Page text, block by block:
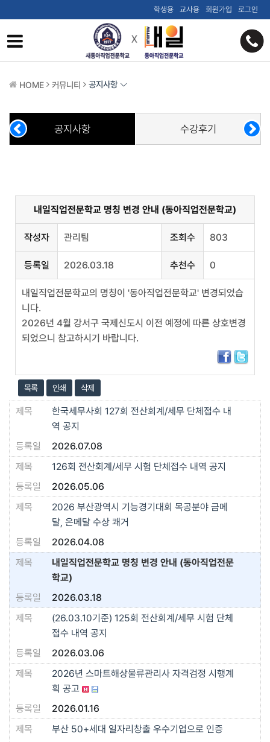
학생용 교사용 회원가입 로그인
HOME 커뮤니티 공지사항
공지사항 수강후기
내일직업전문학교 명칭 변경 안내 (동아직업전문학교)
작성자 관리팀 조회수 803
등록일 2026.03.18 추천수 0
내일직업전문학교의 명칭이 '동아직업전문학교' 변경되었습
니다.
2026년 4월 강서구 국제신도시 이전 예정에 따른 상호변경
되었으니 참고하시기 바랍니다.
목록 인쇄 삭제
한국세무사회 127회 전산회계/세무 단체접수 내
역 공지
2026.07.08
126회 전산회계/세무 시험 단체접수 내역 공지
2026.05.06
2026 부산광역시 기능경기대회 목공분야 금메
달, 은메달 수상 쾌거
2026.04.08
내일직업전문학교 명칭 변경 안내 (동아직업전문
학교)
2026.03.18
(26.03.10기준) 125회 전산회계/세무 시험 단체
접수 내역 공지
2026.03.06
2026년 스마트해상물류관리사 자격검정 시행계
획 공고
2026.01.16
부산 50+세대 일자리창출 우수기업으로 인증